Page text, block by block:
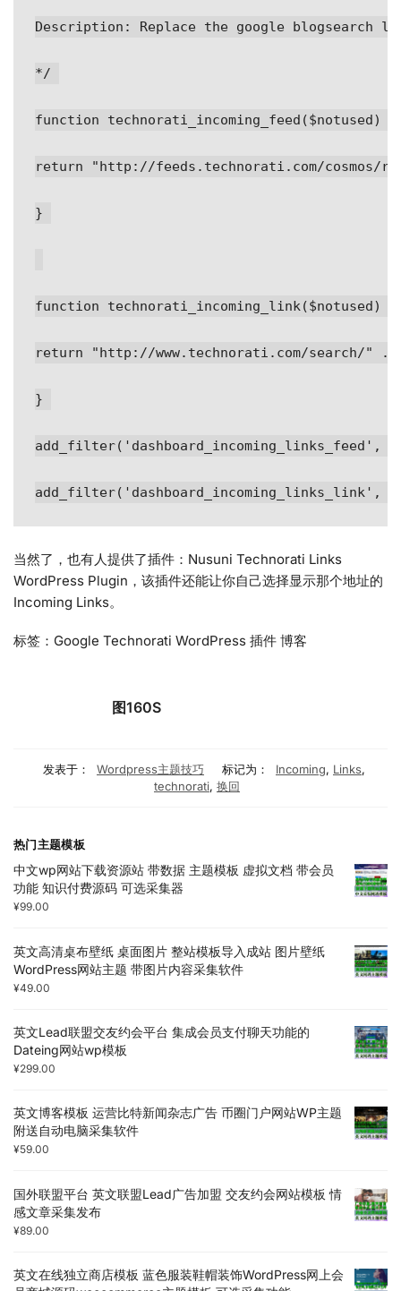
add_filter('dashboard_incoming_links_link',
当然了，也有人提供了插件：Nusuni Technorati Links
WordPress Plugin，该插件还能让你自己选择显示那个地址的
Incoming Links。
标签：Google Technorati WordPress 插件 博客
图160S
发表于： Wordpress主题技巧 标记为： Incoming, Links,
technorati, 换回
热门主题模板
中文wp网站下载资源站 带数据 主题模板 虚拟文档 带会员
功能 知识付费源码 可选采集器
¥99.00
英文高清桌布壁纸 桌面图片 整站模板导入成站 图片壁纸
WordPress网站主题 带图片内容采集软件
¥49.00
英文Lead联盟交友约会平台 集成会员支付聊天功能的
Dateing网站wp模板
¥299.00
英文博客模板 运营比特新闻杂志广告 币圈门户网站WP主题
附送自动电脑采集软件
¥59.00
国外联盟平台 英文联盟Lead广告加盟 交友约会网站模板 情
感文章采集发布
¥89.00
英文在线独立商店模板 蓝色服装鞋帽装饰WordPress网上会